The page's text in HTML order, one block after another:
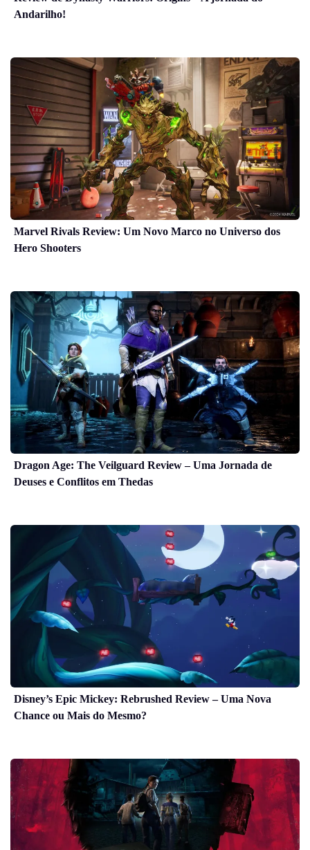
Andarilho!
Marvel Rivals Review: Um Novo Marco no Universo dos
Hero Shooters
Dragon Age: The Veilguard Review – Uma Jornada de
Deuses e Conflitos em Thedas
Disney’s Epic Mickey: Rebrushed Review – Uma Nova
Chance ou Mais do Mesmo?